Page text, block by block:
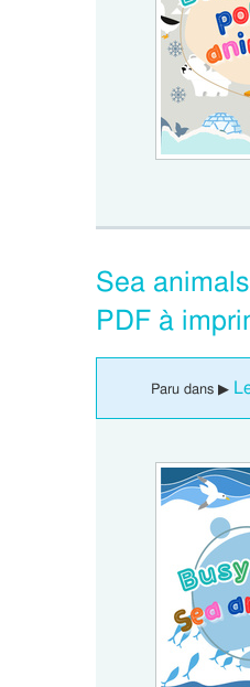
Sea
PDF à
Paru dans ▶